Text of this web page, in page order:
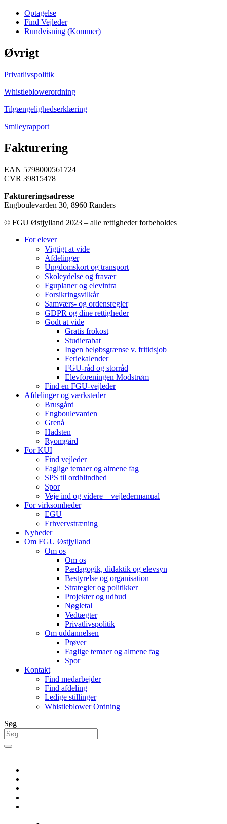
Optagelse
Find Vejleder
Rundvisning (Kommer)
Øvrigt
Privatlivspolitik
Whistleblowerordning
Tilgængelighedserklæring
Smileyrapport
Fakturering
EAN 5798000561724
CVR 39815478
Faktureringsadresse
Engboulevarden 30, 8960 Randers
© FGU Østjylland 2023 – alle rettigheder forbeholdes
For elever
Vigtigt at vide
Afdelinger
Ungdomskort og transport
Skoleydelse og fravær
Fguplaner og elevintra
Forsikringsvilkår
Samværs- og ordensregler
GDPR og dine rettigheder
Godt at vide
Gratis frokost
Studierabat
Ingen beløbsgrænse v. fritidsjob
Feriekalender
FGU-råd og storråd
Elevforeningen Modstrøm
Find en FGU-vejleder
Afdelinger og værksteder
Brusgård
Engboulevarden
Grenå
Hadsten
Ryomgård
For KUI
Find vejleder
Faglige temaer og almene fag
SPS til ordblindhed
Spor
Veje ind og videre – vejledermanual
For virksomheder
EGU
Erhvervstræning
Nyheder
Om FGU Østjylland
Om os
Om os
Pædagogik, didaktik og elevsyn
Bestyrelse og organisation
Strategier og politikker
Projekter og udbud
Nøgletal
Vedtægter
Privatlivspolitik
Om uddannelsen
Prøver
Faglige temaer og almene fag
Spor
Kontakt
Find medarbejder
Find afdeling
Ledige stillinger
Whistleblower Ordning
Søg